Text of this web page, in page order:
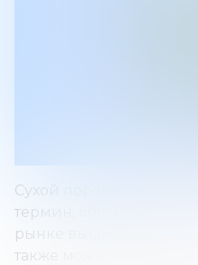
Сухой порошок (сухой
термин,
рынке
также может относиться